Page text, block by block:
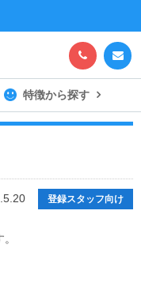
 
特徴から探す
登録スタッフ向け